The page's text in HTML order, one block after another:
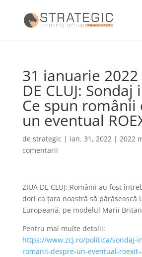
31 ianuarie 2022
DE CLUJ: Sondaj
Ce spun românii
un eventual
de strategic | ian. 31, 2022| 2022
comentarii
ZIUA DE CLUJ: Românii au fost
dori ca țara noastră să părăsească
Europeană, pe modelul Marii
Pentru mai multe detalii:
https://www.zcj.ro/politica/sondaj-
romanii-despre-un-eventual-